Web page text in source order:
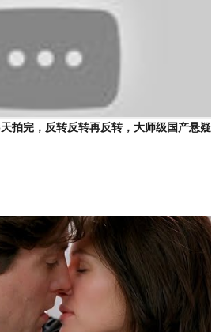
拍完，反转反转再反转，大师级国产悬疑